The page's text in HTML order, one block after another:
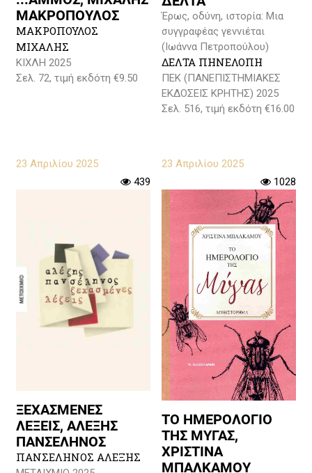
ΜΑΚΡΟΠΟΥΛΟΣ
ΜΑΚΡΟΠΟΥΛΟΣ
ΜΙΧΑΛΗΣ
ΚΙΧΛΗ 2025
Σελ. 72, τιμή εκδότη €9.50
Έρως, οδύνη, ιστορία: Μια
συγγραφέας γεννιέται
(Ιωάννα Πετροπούλου)
ΔΕΛΤΑ ΠΗΝΕΛΟΠΗ
ΠΕΚ (ΠΑΝΕΠΙΣΤΗΜΙΑΚΕΣ
ΕΚΔΟΣΕΙΣ ΚΡΗΤΗΣ) 2025
Σελ. 516, τιμή εκδότη €16.00
23 Απριλίου 2025
439
ΞΕΧΑΣΜΕΝΕΣ
ΛΕΞΕΙΣ, ΑΛΕΞΗΣ
ΠΑΝΣΕΛΗΝΟΣ
ΠΑΝΣΕΛΗΝΟΣ ΑΛΕΞΗΣ
23 Απριλίου 2025
1028
ΤΟ ΗΜΕΡΟΛΟΓΙΟ
ΤΗΣ ΜΥΓΑΣ,
ΧΡΙΣΤΙΝΑ
ΜΠΑΛΚΑΜΟΥ